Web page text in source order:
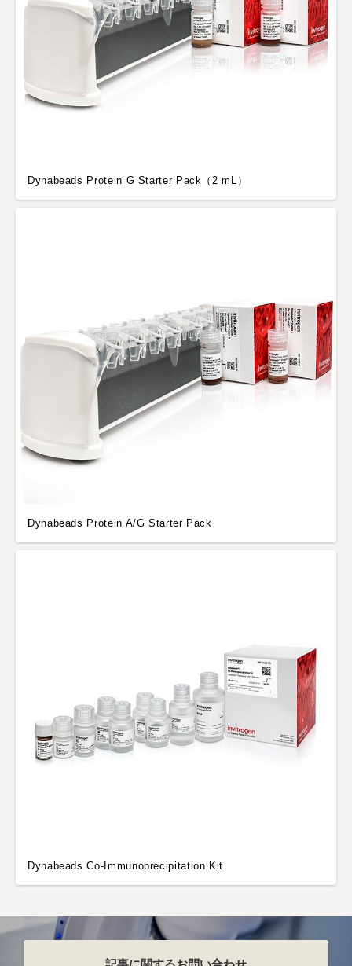
Dynabeads Protein G Starter Pack（2 mL）
Dynabeads Protein A/G Starter Pack
Dynabeads Co-Immunoprecipitation Kit